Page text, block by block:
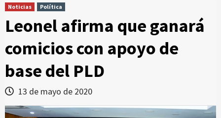
Noticias Política
Leonel afirma que ganará
comicios con apoyo de
base del PLD
13 de mayo de 2020